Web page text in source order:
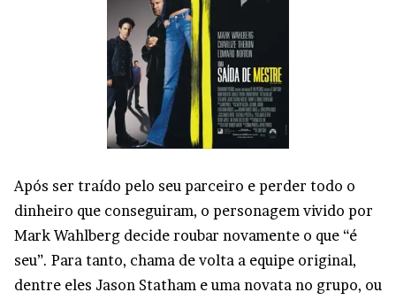
Após ser traído pelo seu parceiro e perder todo o
dinheiro que conseguiram, o personagem vivido por
Mark Wahlberg decide roubar novamente o que “é
seu”. Para tanto, chama de volta a equipe original,
dentre eles Jason Statham e uma novata no grupo, ou